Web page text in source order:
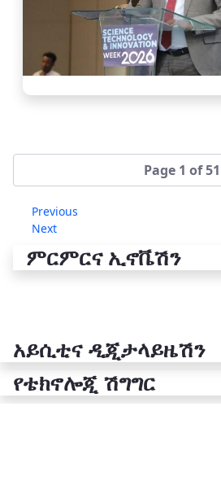
Page 1 of 51
Next
ምርምርና ኢኖቬሽን
የቴክኖሎጂ ሽግግር